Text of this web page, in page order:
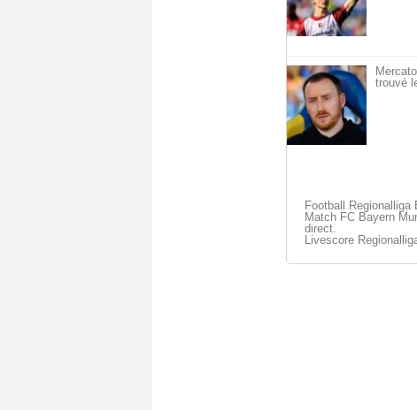
trouvé
Football Regionalliga
Match FC Bayern
direct.
Livescore